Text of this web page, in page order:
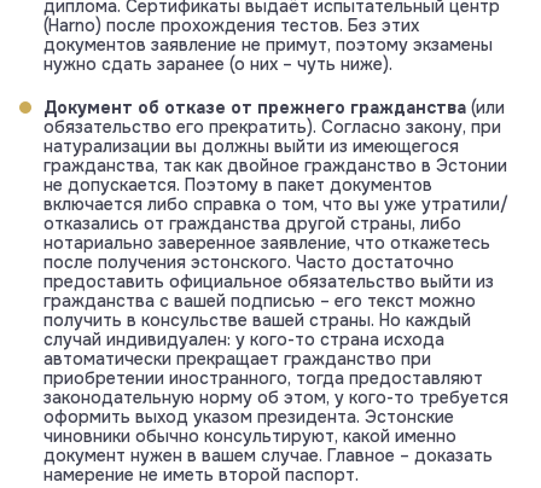
диплома. Сертификаты выдаёт испытательный центр
(Harno) после прохождения тестов. Без этих
документов заявление не примут, поэтому экзамены
нужно сдать заранее (о них – чуть ниже).
Документ об отказе от прежнего гражданства (или
обязательство его прекратить). Согласно закону, при
натурализации вы должны выйти из имеющегося
гражданства, так как двойное гражданство в Эстонии
не допускается. Поэтому в пакет документов
включается либо справка о том, что вы уже утратили/
отказались от гражданства другой страны, либо
нотариально заверенное заявление, что откажетесь
после получения эстонского. Часто достаточно
предоставить официальное обязательство выйти из
гражданства с вашей подписью – его текст можно
получить в консульстве вашей страны. Но каждый
случай индивидуален: у кого-то страна исхода
автоматически прекращает гражданство при
приобретении иностранного, тогда предоставляют
законодательную норму об этом, у кого-то требуется
оформить выход указом президента. Эстонские
чиновники обычно консультируют, какой именно
документ нужен в вашем случае. Главное – доказать
намерение не иметь второй паспорт.